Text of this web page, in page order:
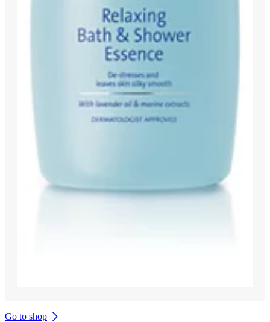
Go to shop